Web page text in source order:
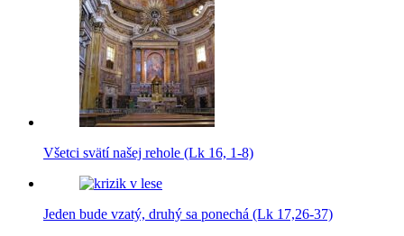
Všetci svätí našej rehole (Lk 16, 1-8)
Jeden bude vzatý, druhý sa ponechá (Lk 17,26-37)